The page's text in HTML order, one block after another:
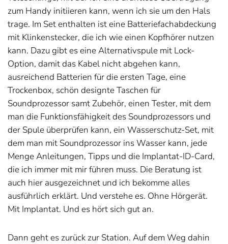
zum Handy initiieren kann, wenn ich sie um den Hals
trage. Im Set enthalten ist eine Batteriefachabdeckung
mit Klinkenstecker, die ich wie einen Kopfhörer nutzen
kann. Dazu gibt es eine Alternativspule mit Lock-
Option, damit das Kabel nicht abgehen kann,
ausreichend Batterien für die ersten Tage, eine
Trockenbox, schön designte Taschen für
Soundprozessor samt Zubehör, einen Tester, mit dem
man die Funktionsfähigkeit des Soundprozessors und
der Spule überprüfen kann, ein Wasserschutz-Set, mit
dem man mit Soundprozessor ins Wasser kann, jede
Menge Anleitungen, Tipps und die Implantat-ID-Card,
die ich immer mit mir führen muss. Die Beratung ist
auch hier ausgezeichnet und ich bekomme alles
ausführlich erklärt. Und verstehe es. Ohne Hörgerät.
Mit Implantat. Und es hört sich gut an.
Dann geht es zurück zur Station. Auf dem Weg dahin